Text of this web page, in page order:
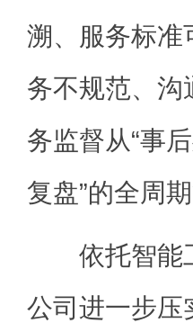
溯、服务标准
务不规范、沟
务监督从“事
复盘”的全周期
依托智能工
公司进一步压